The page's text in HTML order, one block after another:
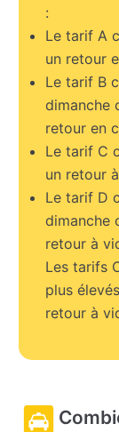
:
Le tarif A
un retour
Le tarif B
dimanche
retour en
Le tarif C
un retour
Le tarif D
dimanche
retour à
Les tarifs
plus
retour à